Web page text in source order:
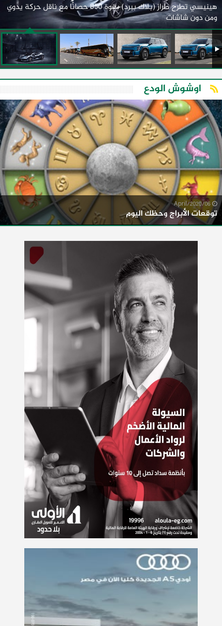
هينيسي تطرح طراز (بلاك بيرد) بقوة 850 حصانًا مع ناقل حركة يدوي
ومن دون شاشات
اوشوش الودع
توقعات الأبراج وحظك اليوم